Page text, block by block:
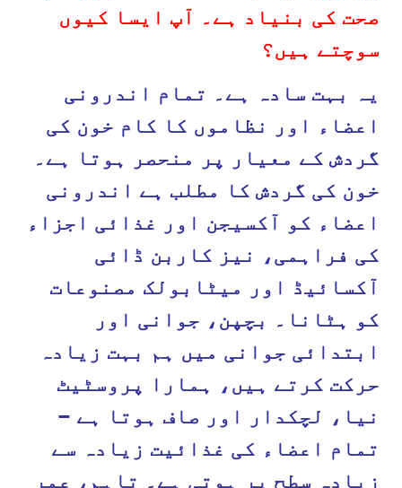
صحت کی بنیاد ہے۔ آپ ایسا کیوں
سوچتے ہیں؟
یہ بہت سادہ ہے۔ تمام اندرونی
اعضاء اور نظاموں کا کام خون کی
گردش کے معیار پر منحصر ہوتا ہے۔
خون کی گردش کا مطلب ہے اندرونی
اعضاء کو آکسیجن اور غذائی اجزاء
کی فراہمی، نیز کاربن ڈائی
آکسائیڈ اور میٹابولک مصنوعات
کو ہٹانا۔ بچپن، جوانی اور
ابتدائی جوانی میں ہم بہت زیادہ
حرکت کرتے ہیں، ہمارا پروسٹیٹ
نیا، لچکدار اور صاف ہوتا ہے –
تمام اعضاء کی غذائیت زیادہ سے
زیادہ سطح پر ہوتی ہے۔ تاہم، عمر